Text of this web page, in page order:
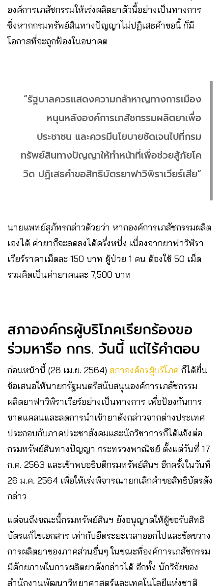
องค์การเภสัชกรรมให้เร่งผลิตยาตัวนี้อย่างเป็นทางการ
ซึ่งหากกรมทรัพย์สินทางปัญญาไม่ปฏิเสธคำขอนี้ ก็มี
โอกาสที่จะถูกฟ้องในอนาคต
“รัฐบาลควรแสดงความกล้าหาญทางการเมือง
หนุนหลังองค์การเภสัชกรรมผลิตยาเพื่อ
ประชาชน และควรมีนโยบายชัดเจนไปที่กรม
ทรัพย์สินทางปัญญาให้ทำหน้าที่เพื่อช่วยสู้ภัยโค
วิด ปฏิเสธคำขอสิทธิบัตรยาฟาวิพิราเวียร์เสีย”
นายแพทย์สุภัทรกล่าวด้วยว่า หากองค์การเภสัชกรรมผลิต
เองได้ ค่ายาก็จะลดลงได้ครึ่งหนึ่ง เนื่องจากยาฟาวิพิรา
เวียร์ราคาเม็ดละ 150 บาท ผู้ป่วย 1 คน ต้องใช้ 50 เม็ด
รวมคิดเป็นค่ายาคนละ 7,500 บาท
สภาองค์กรผู้บริโภคเรียกร้องขอ
ร่วมหารือ กกร. วันนี้ แต่ไร้คำตอบ
ก่อนหน้านี้ (26 เม.ย. 2564) สภาองค์กรผู้บริโภค ก็ได้ยื่น
ข้อเสนอให้นายกรัฐมนตรีสนับสนุนองค์การเภสัชกรรม
ผลิตยาฟาวิพิราเวียร์อย่างเป็นทางการ เพื่อป้องกันการ
ขาดแคลนและลดการนำเข้ายาดังกล่าวจากต่างประเทศ
ประกอบกับภาคประชาสังคมและนักวิชาการก็ได้แจ้งต่อ
กรมทรัพย์สินทางปัญญา กระทรวงพาณิชย์ ตั้งแต่วันที่ 17
ก.ค. 2563 และเข้าพบอธิบดีกรมทรัพย์สินฯ อีกครั้งในวันที่
26 ม.ค. 2564 เพื่อให้เร่งพิจารณายกเลิกคำขอสิทธิบัตรดัง
กล่าว
แต่จนถึงขณะนี้กรมทรัพย์สินฯ ยังอนุญาตให้ผู้ขอรับสิทธิ
บัตรแก้ไขเอกสาร เท่ากับยืดระยะเวลาออกไปและขัดขวาง
การผลิตยาของภาคส่วนอื่นๆ ในขณะที่องค์การเภสัชกรรม
มีศักยภาพในการผลิตยาดังกล่าวได้ อีกทั้ง นักวิจัยของ
สำนักงานพัฒนาวิทยาศาสตร์และเทคโนโลยีแห่งชาติ